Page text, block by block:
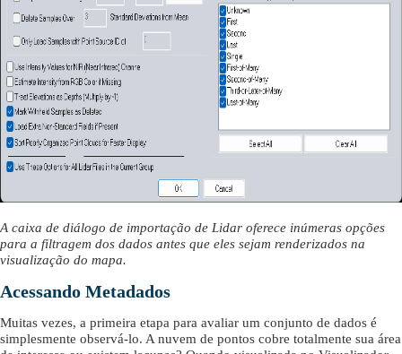
A caixa de diálogo de importação de Lidar oferece inúmeras opções
para a filtragem dos dados antes que eles sejam renderizados na
visualização do mapa.
Acessando Metadados
Muitas vezes, a primeira etapa para avaliar um conjunto de dados é
simplesmente observá-lo. A nuvem de pontos cobre totalmente sua área